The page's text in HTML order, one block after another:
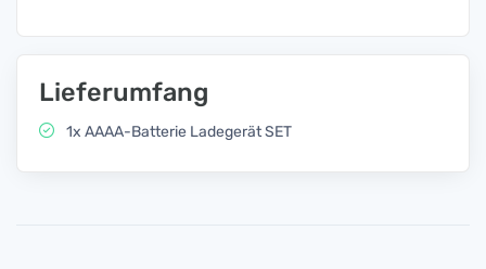
Lieferumfang
1x AAAA-Batterie Ladegerät SET